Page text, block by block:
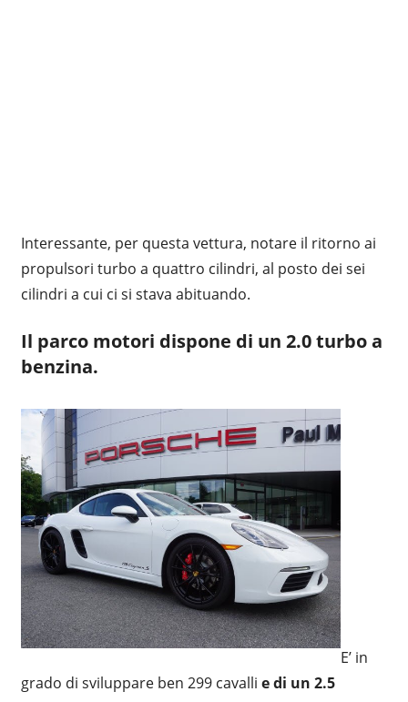
Interessante, per questa vettura, notare il ritorno ai
propulsori turbo a quattro cilindri, al posto dei sei
cilindri a cui ci si stava abituando.
Il parco motori dispone di un 2.0 turbo a
benzina.
E’ in
grado di sviluppare ben 299 cavalli e di un 2.5